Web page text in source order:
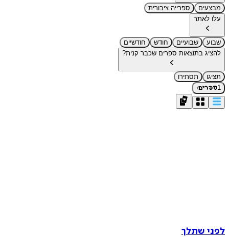
מבצעים
ספרייה ציבורית
עלו לאתר
שבוע שבועיים חודש
חודשיים
להציג בתוצאות ספרים שכבר קנית?
תציגו
תסתירו
1ספרים›
לפני שתלך